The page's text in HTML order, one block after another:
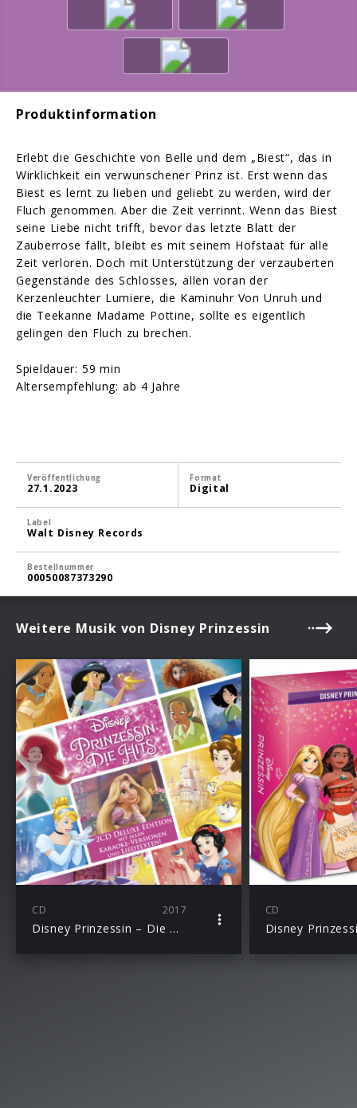
Produktinformation
Erlebt die Geschichte von Belle und dem „Biest“, das in
Wirklichkeit ein verwunschener Prinz ist. Erst wenn das
Biest es lernt zu lieben und geliebt zu werden, wird der
Fluch genommen. Aber die Zeit verrinnt. Wenn das Biest
seine Liebe nicht trifft, bevor das letzte Blatt der
Zauberrose fällt, bleibt es mit seinem Hofstaat für alle
Zeit verloren. Doch mit Unterstützung der verzauberten
Gegenstände des Schlosses, allen voran der
Kerzenleuchter Lumiere, die Kaminuhr Von Unruh und
die Teekanne Madame Pottine, sollte es eigentlich
gelingen den Fluch zu brechen.
Spieldauer: 59 min
Altersempfehlung: ab 4 Jahre
Veröffentlichung
27.1.2023
Format
Digital
Label
Walt Disney Records
Bestellnummer
00050087373290
Weitere Musik von Disney Prinzessin
CD 2017
Disney Prinzessin – Die Hits (Deluxe Edition)
CD